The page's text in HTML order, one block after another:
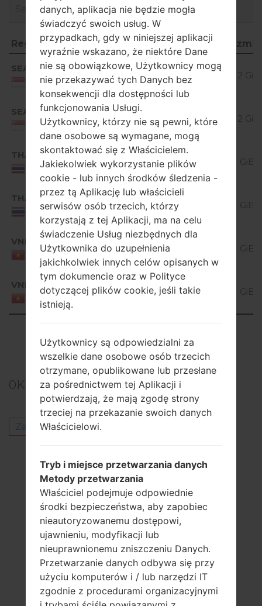
Region Nazwa pliku OS
Nazwa pliku
SEA
Singapore
K410A10c_00_0227.kdz
Android
5.0.x
1.12 GiB
SEA
Singapore
K410A10d_00_0228.kdz
5.0.x
Lollipop
1.12 GiB
THA
Thailand
K410A10c_00_0314.kdz
5.0.x
Lollipop
1.1 GiB
THA
Thailand
K410A10d_00_0221.kdz
Lollipop
1.1 GiB
VNM
Viet Nam
K410A10c_00_0314.kdz
Android
Lollipop
1.1 GiB
VNM
Viet Nam
K410A10d_00_0221.kdz
5.0.x
1.1 GiB
Previous 1 Next
0Komentarze
Zaloguj sięaby opublikować komentarz.
LG K10K410
LG K10K410F
LG K10K410G
LG K10K420N
LG K10K420PR
LG K10K425
LG K10K425P
LG K10K428
LG K10K428SG
LG K10K430DSA
danych, aplikacja nie będzie mogła
świadczyć swoich usług. W
przypadkach, gdy w niniejszej aplikacji
wyraźnie wskazano, że niektóre Dane
nie są obowiązkowe, Użytkownicy mogą
nie przekazywać tych Danych bez
konsekwencji dla dostępności lub
funkcjonowania Usługi.
Użytkownicy, którzy nie są pewni, które
dane osobowe są wymagane, mogą
skontaktować się z Właścicielem.
Jakiekolwiek wykorzystanie plików
cookie - lub innych środków śledzenia -
przez tą Aplikację lub właścicieli
serwisów osób trzecich, którzy
korzystają z tej Aplikacji, ma na celu
świadczenie Usług niezbędnych dla
Użytkownika do uzupełnienia
jakichkolwiek innych celów opisanych w
tym dokumencie oraz w Polityce
dotyczącej plików cookie, jeśli takie
istnieją.
Użytkownicy są odpowiedzialni za
wszelkie dane osobowe osób trzecich
otrzymane, opublikowane lub przesłane
za pośrednictwem tej Aplikacji i
potwierdzają, że mają zgodę strony
trzeciej na przekazanie swoich danych
Właścicielowi.
Tryb i miejsce przetwarzania danych
Metody przetwarzania
Właściciel podejmuje odpowiednie
środki bezpieczeństwa, aby zapobiec
nieautoryzowanemu dostępowi,
ujawnieniu, modyfikacji lub
nieuprawnionemu zniszczeniu Danych.
Przetwarzanie danych odbywa się przy
użyciu komputerów i / lub narzędzi IT
zgodnie z procedurami organizacyjnymi